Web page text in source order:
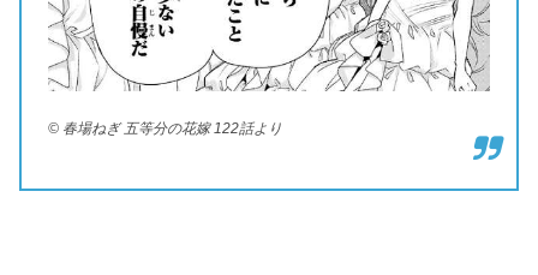
© 春場ねぎ 五等分の花嫁 122話より